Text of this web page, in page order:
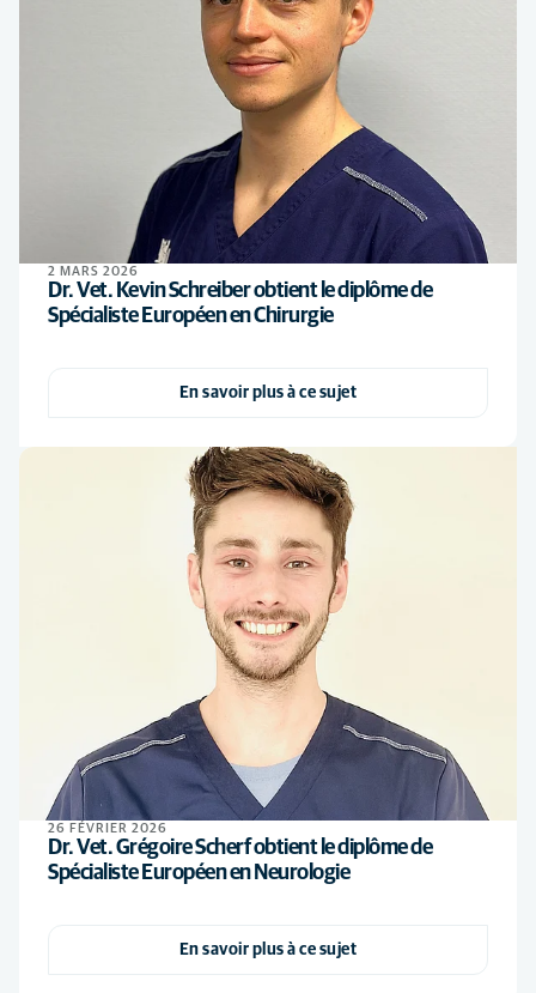
2 MARS 2026
Dr. Vet. Kevin Schreiber obtient le diplôme de
Spécialiste Européen en Chirurgie
En savoir plus à ce sujet
26 FÉVRIER 2026
Dr. Vet. Grégoire Scherf obtient le diplôme de
Spécialiste Européen en Neurologie
En savoir plus à ce sujet